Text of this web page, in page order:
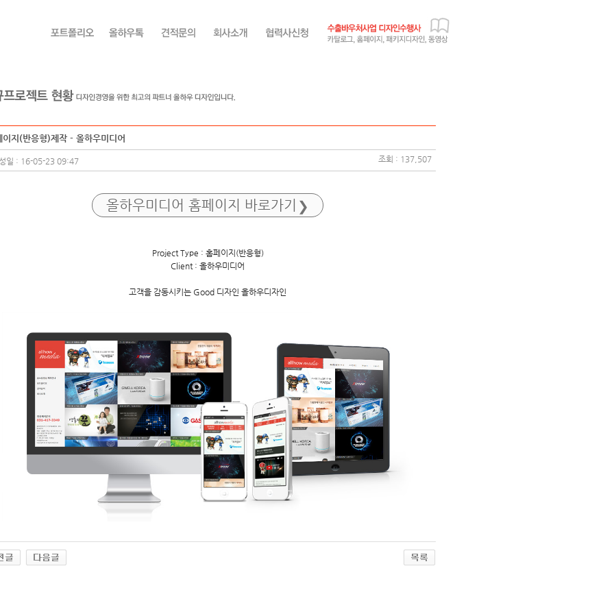
이지(반응형)제작 - 올하우미디어
일 : 16-05-23 09:47 조회 : 137,507
올하우미디어 홈페이지 바로가기
Project Type : 홈페이지(반응형)
Client : 올하우미디어
고객을 감동시키는 Good 디자인 올하우디자인